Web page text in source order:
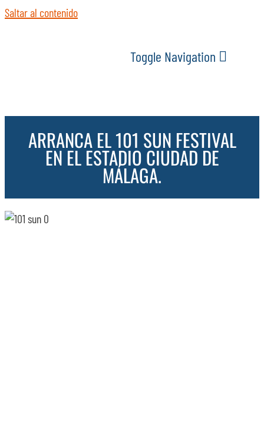
Saltar al contenido
Toggle Navigation
ACTUALIDAD
SERVICIOS
ARRANCA EL 101 SUN FESTIVAL
EN EL ESTADIO CIUDAD DE
MÁLAGA.